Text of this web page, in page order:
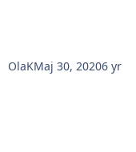
OlaKMaj 30, 20206 yr